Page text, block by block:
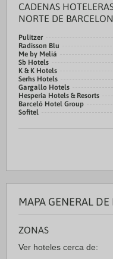
CADENAS
NORTE DE
Pulitzer
Radisson Blu
Me by Meliá
Sb Hotels
K & K Hotels
Serhs Hotels
Gargallo Hotels
Hesperia Hotels & Resorts
Barceló Hotel Group
Sofitel
MAPA GENERAL
ZONAS
Ver hoteles cerca de: